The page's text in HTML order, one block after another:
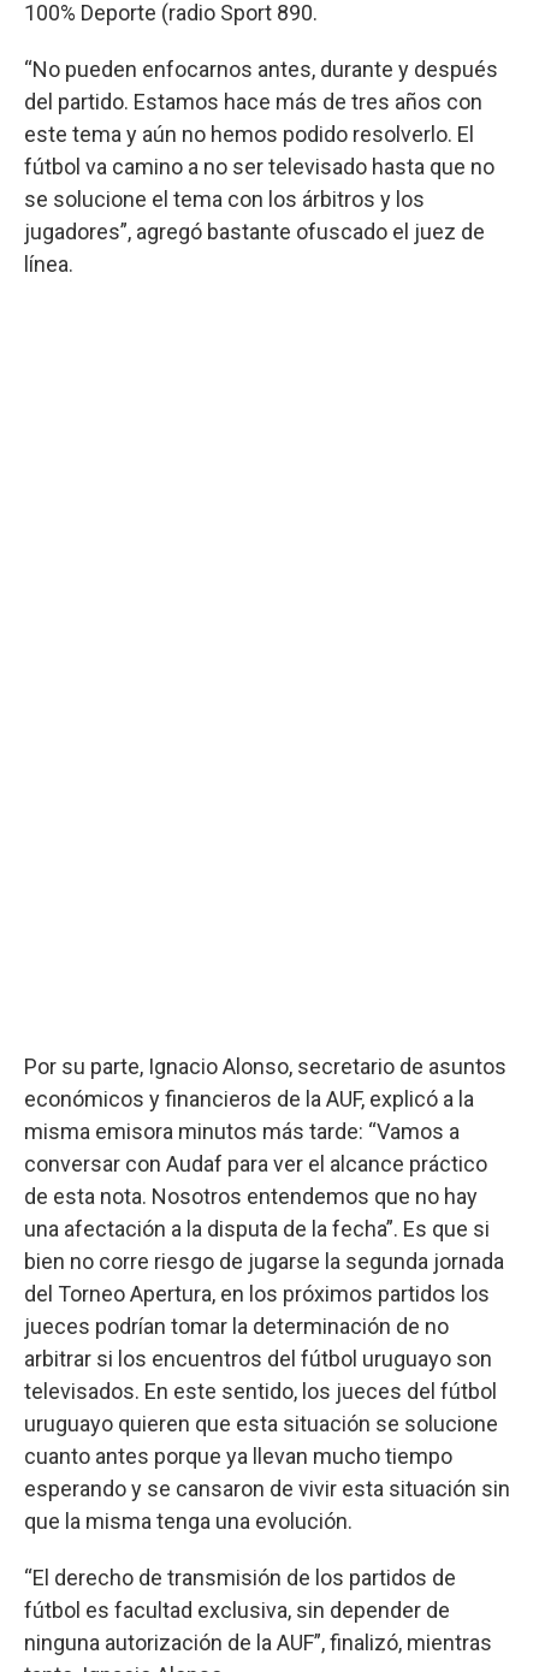
100% Deporte (radio Sport 890.
“No pueden enfocarnos antes, durante y después
del partido. Estamos hace más de tres años con
este tema y aún no hemos podido resolverlo. El
fútbol va camino a no ser televisado hasta que no
se solucione el tema con los árbitros y los
jugadores”, agregó bastante ofuscado el juez de
línea.
Por su parte, Ignacio Alonso, secretario de asuntos
económicos y financieros de la AUF, explicó a la
misma emisora minutos más tarde: “Vamos a
conversar con Audaf para ver el alcance práctico
de esta nota. Nosotros entendemos que no hay
una afectación a la disputa de la fecha”. Es que si
bien no corre riesgo de jugarse la segunda jornada
del Torneo Apertura, en los próximos partidos los
jueces podrían tomar la determinación de no
arbitrar si los encuentros del fútbol uruguayo son
televisados. En este sentido, los jueces del fútbol
uruguayo quieren que esta situación se solucione
cuanto antes porque ya llevan mucho tiempo
esperando y se cansaron de vivir esta situación sin
que la misma tenga una evolución.
“El derecho de transmisión de los partidos de
fútbol es facultad exclusiva, sin depender de
ninguna autorización de la AUF”, finalizó, mientras